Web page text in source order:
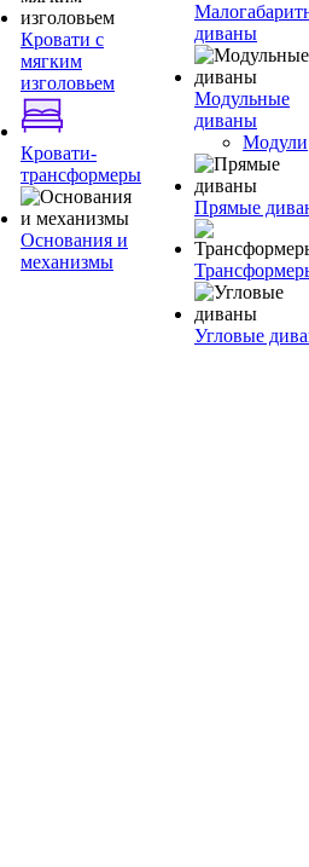
Кровати с
мягким
изголовьем
Кровати-
трансформеры
Основания и
механизмы
диваны
Модульные
диваны
Модули
Прямые
Угловые